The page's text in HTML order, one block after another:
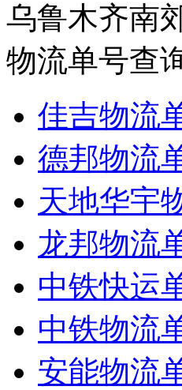
乌鲁木齐南
物流单号查
佳吉物流
德邦物流
天地华宇
龙邦物流
中铁快运
中铁物流
安能物流